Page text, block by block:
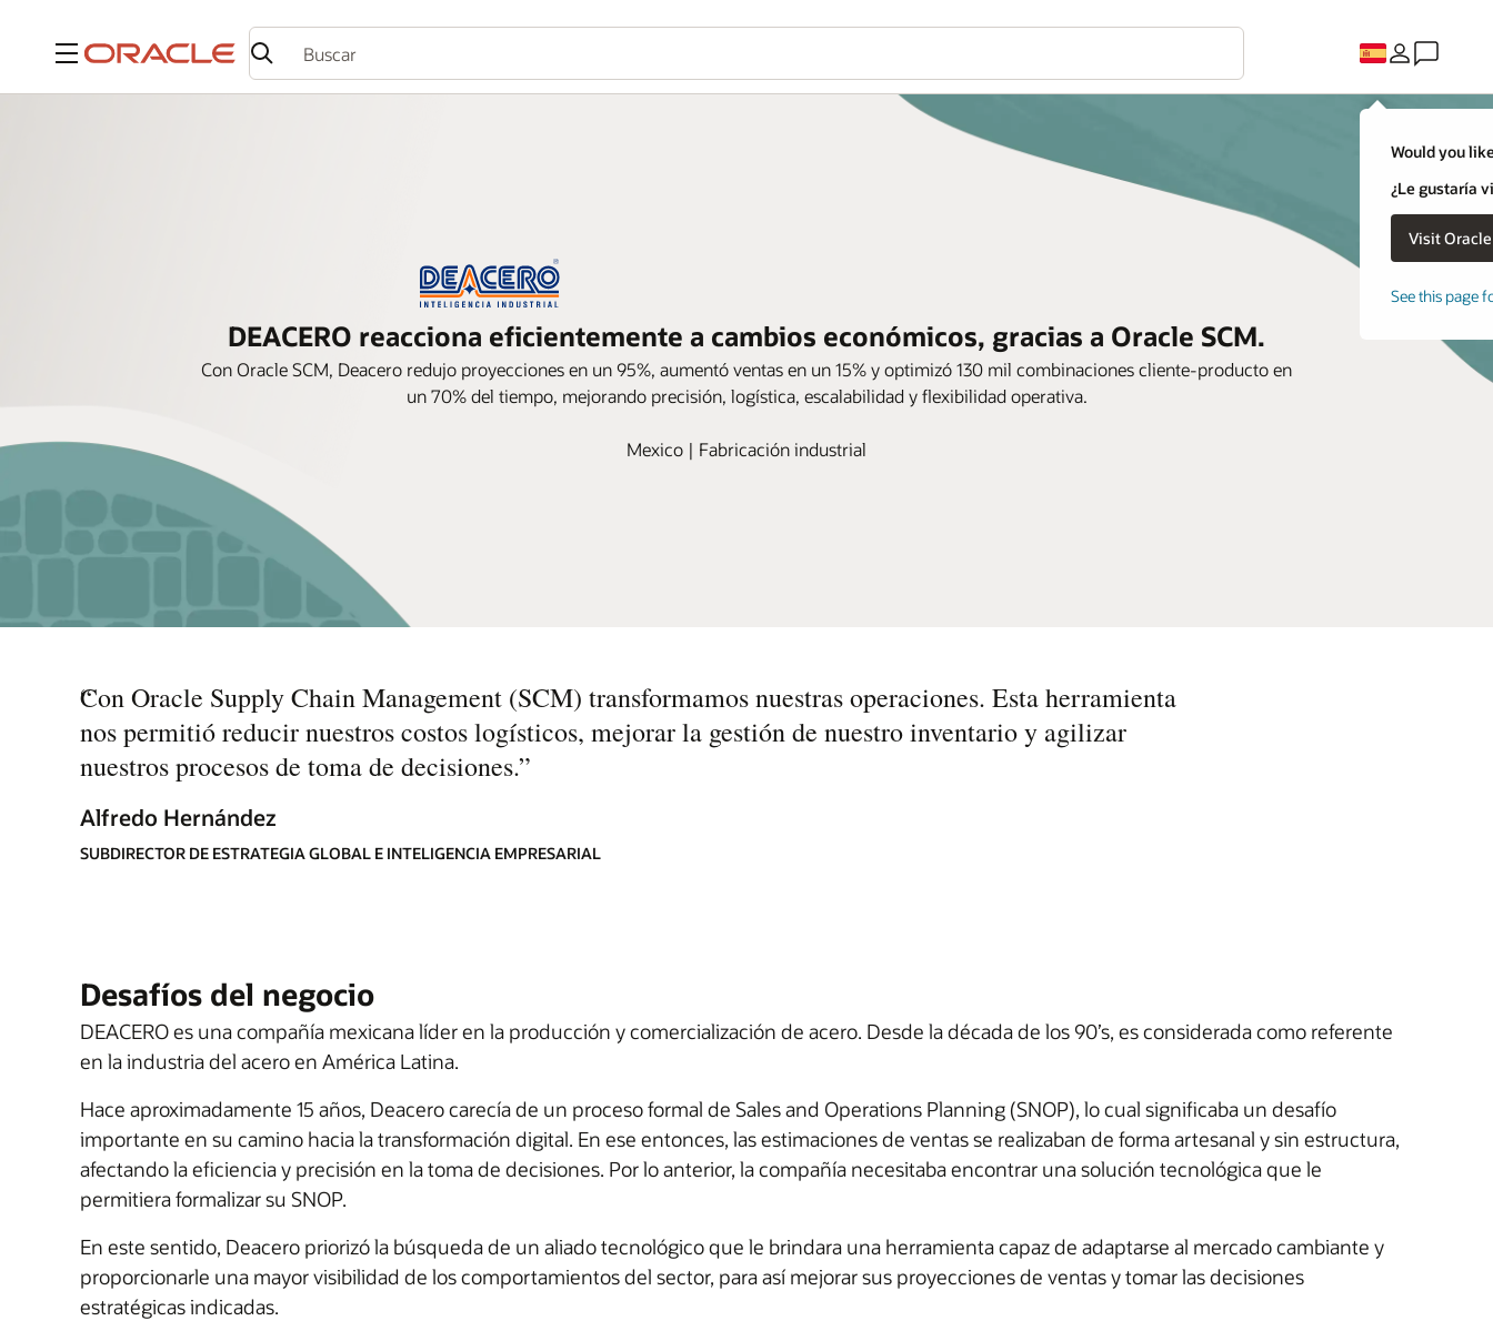
Menú
Would you
¿Le gustaría
See this page
DEACERO reacciona eficientemente a cambios económicos, gracias a Oracle SCM.
Con Oracle SCM, Deacero redujo proyecciones en un 95%, aumentó ventas en un 15% y optimizó 130 mil combinaciones cliente-producto en
un 70% del tiempo, mejorando precisión, logística, escalabilidad y flexibilidad operativa.
Mexico | Fabricación industrial
“
Con Oracle Supply Chain Management (SCM) transformamos nuestras operaciones. Esta herramienta
nos permitió reducir nuestros costos logísticos, mejorar la gestión de nuestro inventario y agilizar
nuestros procesos de toma de decisiones.”
Alfredo Hernández
SUBDIRECTOR DE ESTRATEGIA GLOBAL E INTELIGENCIA EMPRESARIAL
Desafíos del negocio
DEACERO es una compañía mexicana líder en la producción y comercialización de acero. Desde la década de los 90’s, es considerada como referente
en la industria del acero en América Latina.
Hace aproximadamente 15 años, Deacero carecía de un proceso formal de Sales and Operations Planning (SNOP), lo cual significaba un desafío
importante en su camino hacia la transformación digital. En ese entonces, las estimaciones de ventas se realizaban de forma artesanal y sin estructura,
afectando la eficiencia y precisión en la toma de decisiones. Por lo anterior, la compañía necesitaba encontrar una solución tecnológica que le
permitiera formalizar su SNOP.
En este sentido, Deacero priorizó la búsqueda de un aliado tecnológico que le brindara una herramienta capaz de adaptarse al mercado cambiante y
proporcionarle una mayor visibilidad de los comportamientos del sector, para así mejorar sus proyecciones de ventas y tomar las decisiones
estratégicas indicadas.